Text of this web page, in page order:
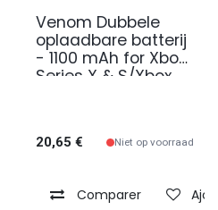
Comparer Ajouter
Venom Dubbele
oplaadbare batterij
- 1100 mAh for Xbox
Series X & S/Xbox
20,65 € Niet op voorraad
Comparer